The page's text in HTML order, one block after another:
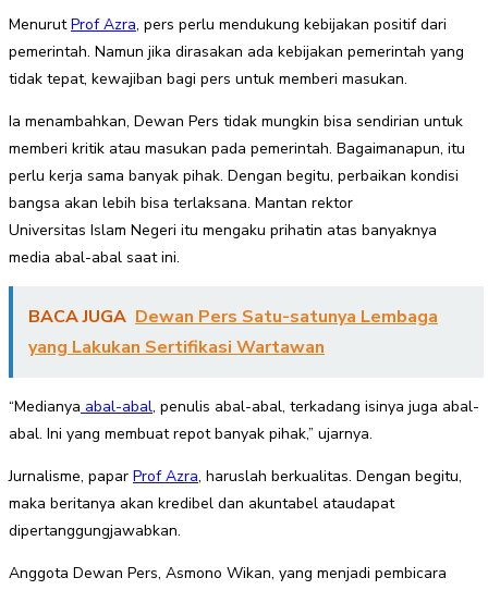
MenurutProf Azra, pers perlu mendukung kebijakan positif dari
pemerintah. Namun jika dirasakan ada kebijakan pemerintah yang
tidak tepat, kewajiban bagi pers untuk memberi masukan.
Ia menambahkan, Dewan Pers tidak mungkin bisa sendirian untuk
memberi kritik atau masukan pada pemerintah. Bagaimanapun, itu
perlu kerja sama banyak pihak. Dengan begitu, perbaikan kondisi
bangsa akan lebih bisa terlaksana. Mantan rektor
Universitas Islam Negeri itu mengaku prihatin atas banyaknya
media abal-abal saat ini.
BACA JUGA Dewan Pers Satu-satunya Lembaga
yang Lakukan Sertifikasi Wartawan
“Medianya abal-abal, penulis abal-abal, terkadang isinya juga abal-
abal. Ini yang membuat repot banyak pihak,” ujarnya.
Jurnalisme, papar Prof Azra, haruslah berkualitas. Dengan begitu,
maka beritanya akan kredibel dan akuntabel ataudapat
dipertanggungjawabkan.
Anggota Dewan Pers, Asmono Wikan, yang menjadi pembicara